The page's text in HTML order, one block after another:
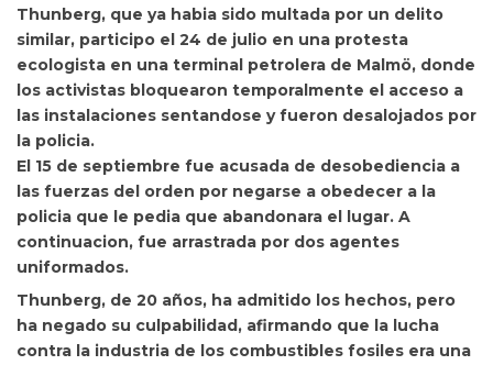
Thunberg, que ya habia sido multada por un delito
similar, participo el 24 de julio en una protesta
ecologista en una terminal petrolera de Malmö, donde
los activistas bloquearon temporalmente el acceso a
las instalaciones sentandose y fueron desalojados por
la policia.
El 15 de septiembre fue acusada de desobediencia a
las fuerzas del orden por negarse a obedecer a la
policia que le pedia que abandonara el lugar. A
continuacion, fue arrastrada por dos agentes
uniformados.
Thunberg, de 20 años, ha admitido los hechos, pero
ha negado su culpabilidad, afirmando que la lucha
contra la industria de los combustibles fosiles era una